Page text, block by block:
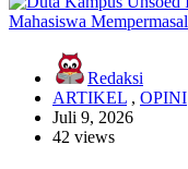
Redaksi
ARTIKEL , OPINI
Juli 9, 2026
42 views